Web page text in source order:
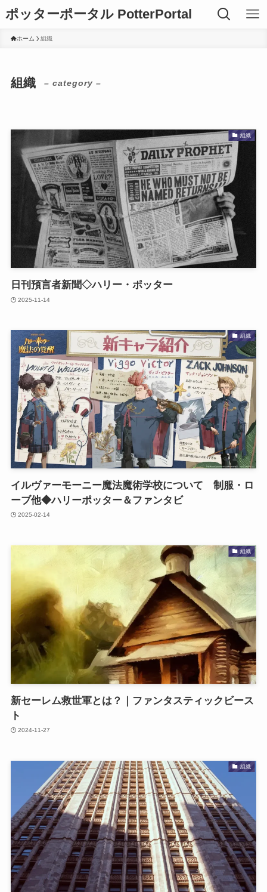
ポッターポータル PotterPortal
ホーム 組織
組織 – category –
組織
日刊預言者新聞◇ハリー・ポッター
2025-11-14
組織
イルヴァーモーニー魔法魔術学校について 制服・ロ
ーブ他◆ハリーポッター＆ファンタビ
2025-02-14
組織
新セーレム救世軍とは？｜ファンタスティックビース
ト
2024-11-27
組織